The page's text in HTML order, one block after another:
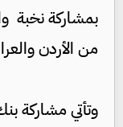
بمشاركة نخبة
من الأردن
وتأتي مشاركة